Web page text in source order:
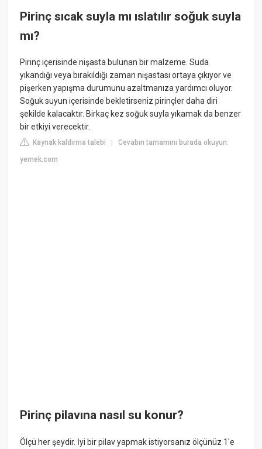
Pirinç sıcak suyla mı ıslatılır soğuk suyla
mı?
Pirinç içerisinde nişasta bulunan bir malzeme. Suda
yıkandığı veya bırakıldığı zaman nişastası ortaya çıkıyor ve
pişerken yapışma durumunu azaltmanıza yardımcı oluyor.
Soğuk suyun içerisinde bekletirseniz pirinçler daha diri
şekilde kalacaktır. Birkaç kez soğuk suyla yıkamak da benzer
bir etkiyi verecektir.
Kaynak kaldırma talebi |Cevabın tamamını burada okuyun:
yemek.com
Pirinç pilavına nasıl su konur?
Ölçü her şeydir. İyi bir pilav yapmak istiyorsanız ölçünüz 1'e